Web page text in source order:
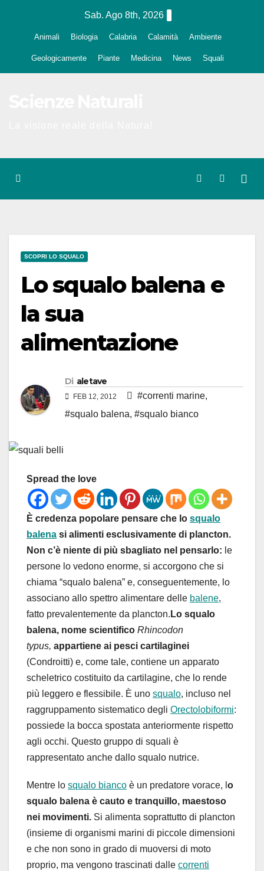
Sab. Ago 8th, 2026
Animali Biologia Calabria Calamità Ambiente
Geologicamente Piante Medicina News Squali
SCOPRI LO SQUALO
Lo squalo balena e
la sua
alimentazione
Di aletave
FEB 12, 2012 #correnti marine,
#squalo balena, #squalo bianco
Spread the love
È credenza popolare pensare che lo squalo
balena si alimenti esclusivamente di plancton.
Non c’è niente di più sbagliato nel pensarlo: le
persone lo vedono enorme, si accorgono che si
chiama “squalo balena” e, conseguentemente, lo
associano allo spettro alimentare delle balene,
fatto prevalentemente da plancton. Lo squalo
balena, nome scientifico Rhincodon
typus, appartiene ai pesci cartilaginei
(Condroitti) e, come tale, contiene un apparato
scheletrico costituito da cartilagine, che lo rende
più leggero e flessibile. È uno squalo, incluso nel
raggruppamento sistematico degli Orectolobiformi:
possiede la bocca spostata anteriormente rispetto
agli occhi. Questo gruppo di squali è
rappresentato anche dallo squalo nutrice.
Mentre lo squalo bianco è un predatore vorace, l o
squalo balena è cauto e tranquillo, maestoso
nei movimenti. Si alimenta soprattutto di plancton
(insieme di organismi marini di piccole dimensioni
e che non sono in grado di muoversi di moto
proprio, ma vengono trascinati dalle correnti